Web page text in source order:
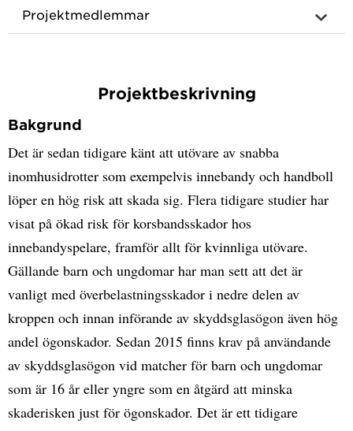
Projektmedlemmar
Projektbeskrivning
Bakgrund
Det är sedan tidigare känt att utövare av snabba
inomhusidrotter som exempelvis innebandy och handboll
löper en hög risk att skada sig. Flera tidigare studier har
visat på ökad risk för korsbandsskador hos
innebandyspelare, framför allt för kvinnliga utövare.
Gällande barn och ungdomar har man sett att det är
vanligt med överbelastningsskador i nedre delen av
kroppen och innan införande av skyddsglasögon även hög
andel ögonskador. Sedan 2015 finns krav på användande
av skyddsglasögon vid matcher för barn och ungdomar
som är 16 år eller yngre som en åtgärd att minska
skaderisken just för ögonskador. Det är ett tidigare